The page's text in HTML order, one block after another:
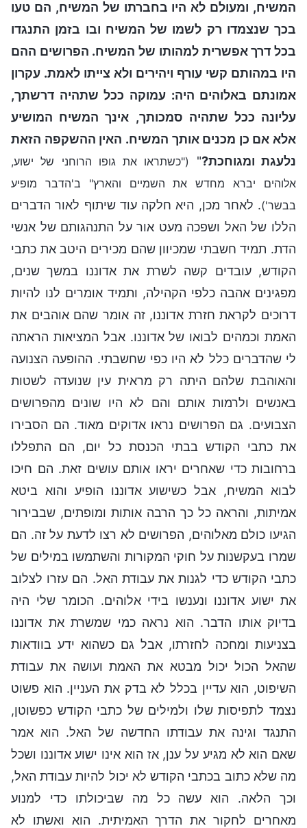
המשיח, ומעולם לא היו בחברתו של המשיח, הם טעו
בכך שנצמדו רק לשמו של המשיח ובו בזמן התנגדו
בכל דרך אפשרית למהותו של המשיח. הפרושים ההם
היו במהותם קשי עורף ויהירים ולא צייתו לאמת. עקרון
אמונתם באלוהים היה: עמוקה ככל שתהיה דרשתך,
עליונה ככל שתהיה סמכותך, אינך המשיח המושיע
אלא אם כן מכנים אותך המשיח. האין ההשקפה הזאת
נלעגת ומגוחכת?"
("כשתראו את גופו הרוחני של ישוע,
אלוהים יברא מחדש את השמיים והארץ" ב'הדבר מופיע
בבשר'). לאחר מכן, היא חלקה עוד שיתוף לאור הדברים
הללו של האל ושפכה מעט אור על התנהגותם של אנשי
הדת. תמיד חשבתי שמכיוון שהם מכירים היטב את כתבי
הקודש, עובדים קשה לשרת את אדוננו במשך שנים,
מפגינים אהבה כלפי הקהילה, ותמיד אומרים לנו להיות
דרוכים לקראת חזרת אדוננו, זה אומר שהם אוהבים את
האמת וכמהים לבואו של אדוננו. אבל המציאות הראתה
לי שהדברים כלל לא היו כפי שחשבתי. ההופעה הצנועה
והאוהבת שלהם היתה רק מראית עין שנועדה לשטות
באנשים ולרמות אותם והם לא היו שונים מהפרושים
הצבועים. גם הפרושים נראו אדוקים מאוד. הם הסבירו
את כתבי הקודש בבתי הכנסת כל יום, הם התפללו
ברחובות כדי שאחרים יראו אותם עושים זאת. הם חיכו
לבוא המשיח, אבל כשישוע אדוננו הופיע והוא ביטא
אמיתות, והראה כל כך הרבה אותות ומופתים, שבבירור
הגיעו כולם מאלוהים, הפרושים לא רצו לדעת על זה. הם
שמרו בעקשנות על חוקי המקורות והשתמשו במילים של
כתבי הקודש כדי לגנות את עבודת האל. הם עזרו לצלוב
את ישוע אדוננו ונענשו בידי אלוהים. הכומר שלי היה
בדיוק אותו הדבר. הוא נראה כמי שמשרת את אדוננו
בצניעות ומחכה לחזרתו, אבל גם כשהוא ידע בוודאות
שהאל הכול יכול מבטא את האמת ועושה את עבודת
השיפוט, הוא עדיין בכלל לא בדק את העניין. הוא פשוט
נצמד לתפיסות שלו ולמילים של כתבי הקודש כפשוטן,
התנגד וגינה את עבודתו החדשה של האל. הוא אמר
שאם הוא לא מגיע על ענן, אז הוא אינו ישוע אדוננו ושכל
מה שלא כתוב בכתבי הקודש לא יכול להיות עבודת האל,
וכך הלאה. הוא עשה כל מה שביכולתו כדי למנוע
מאחרים לחקור את הדרך האמיתית. הוא ואשתו לא